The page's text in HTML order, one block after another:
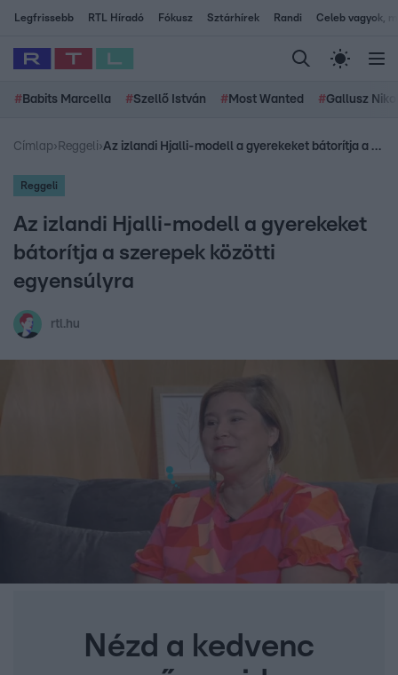
Legfrissebb RTL Híradó Fókusz Sztárhírek Randi Celeb vagyok,
# Babits Marcella #Szellő István # Most Wanted #Gallusz
Címlap› Reggeli› Az izlandi Hjalli-modell a gyerekeket bátorítja a szerepek közötti egyensúlyra
Reggeli
Az izlandi Hjalli-modell a gyerekeket
bátorítja a szerepek közötti
egyensúlyra
rtl.hu
Nézd a kedvenc